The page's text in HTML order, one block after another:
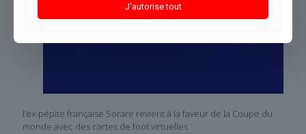
l’ex-pépite française Sorare revient à la faveur de la Coupe du
monde avec des cartes de foot virtuelles
J'autorise tout